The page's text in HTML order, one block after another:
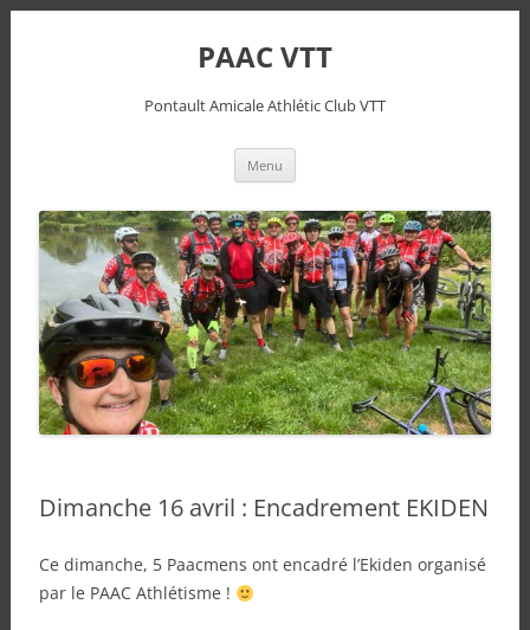
PAAC VTT
Pontault Amicale Athlétic Club VTT
Menu
Dimanche 16 avril : Encadrement EKIDEN
Ce dimanche, 5 Paacmens ont encadré l’Ekiden organisé
par le PAAC Athlétisme !